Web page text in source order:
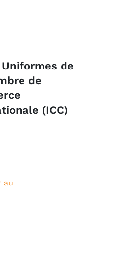
Uniformes de
de
(ICC)
au